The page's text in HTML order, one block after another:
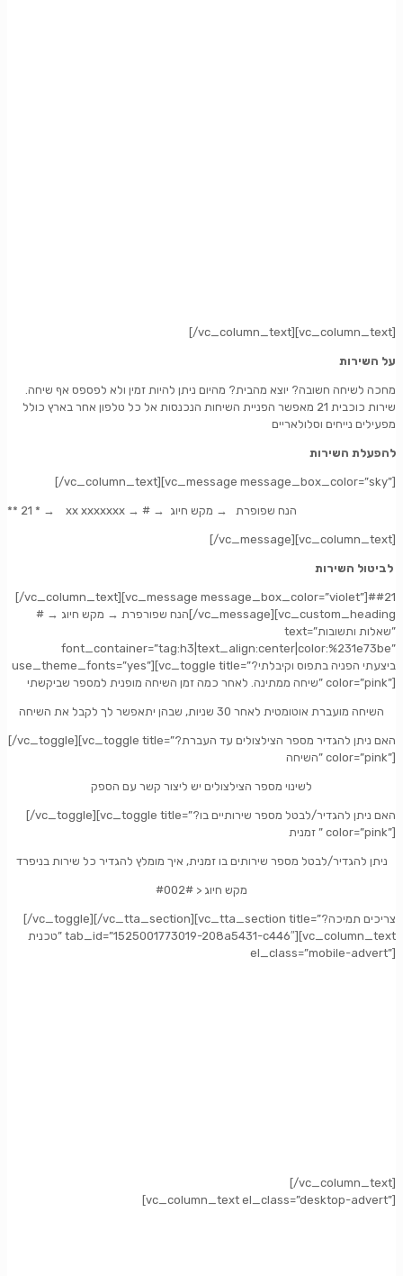
[/vc_column_text][vc_column_text]
על השירות
מחכה לשיחה חשובה? יוצא מהבית? מהיום ניתן להיות זמין ולא לפספס אף שיחה.
שירות כוכבית 21 מאפשר הפניית השיחות הנכנסות אל כל טלפון אחר בארץ כולל
מפעילים נייחים וסלולאריים
להפעלת השירות
[/vc_column_text][vc_message message_box_color=”sky”]
** הנח שפופרת → מקש חיוג →
→ #
xx xxxxxxx
* →
[/vc_message][vc_column_text]
[/vc_column_text][vc_message message_box_color=”violet”]##21
# → הנח שפורפרת → מקש חיוג
[/vc_message][vc_custom_heading
text=”שאלות ותשובות”
font_container=”tag:h3|text_align:center|color:%231e73be”
use_theme_fonts=”yes”][vc_toggle title=”?ביצעתי הפניה בתפוס וקיבלתי
שיחה ממתינה. לאחר כמה זמן השיחה מופנית למספר שביקשתי” color=”pink”]
השיחה מועברת אוטומטית לאחר 30 שניות, שבהן יתאפשר לך לקבל את השיחה
[/vc_toggle][vc_toggle title=”?האם ניתן להגדיר מספר הצילצולים עד העברת
השיחה” color=”pink”]
לשינוי מספר הצילצולים יש ליצור קשר עם הספק
[/vc_toggle][vc_toggle title=”?האם ניתן להגדיר/לבטל מספר שירותיים בו
זמנית ” color=”pink”]
ניתן להגדיר/לבטל מספר שירותים בו זמנית, איך מומלץ להגדיר כל שירות בניפרד
#002# > מקש חיוג
[/vc_toggle][/vc_tta_section][vc_tta_section title=”?צריכים תמיכה
טכנית” tab_id=”1525001773019-208a5431-c446″][vc_column_text
el_class=”mobile-advert”]
[/vc_column_text]
[vc_column_text el_class=”desktop-advert”]